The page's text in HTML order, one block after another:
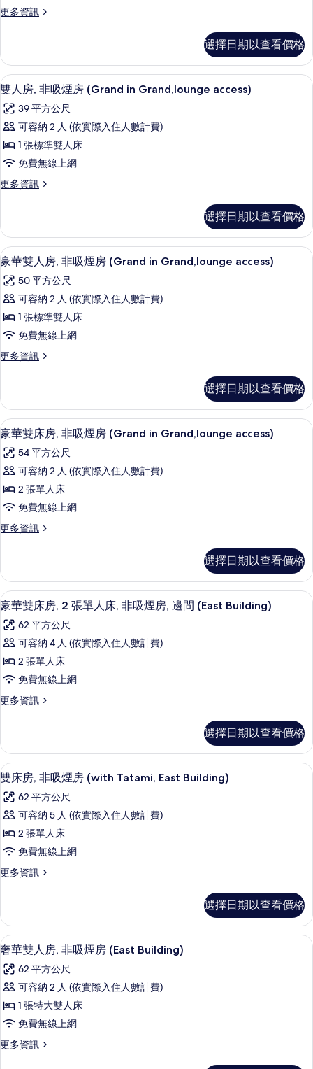
相
情
房,
煙
房
(Comfort
Large
Twin
Room
-
East
Buildi)
所
有
相
片
更多資訊
更
雙
床
房,
吸
煙
(Comfort
Large
Room
的
詳
情
選擇日期以查看價格
顯
示
雙
人
房,
非
吸
房
(Grand
in
Grand,lounge
access)
的
所
相
雙人房, 非吸煙房 (Grand in
7
雙人房, 非吸煙房 (Grand in Grand,lounge access)
39 平方公尺
可容納 2 人 (依實際入住人數計費)
1 張標準雙人床
免費無線上網
更多資訊
更
房,
非
吸
房
(Grand
Grand,lounge
access)
詳
選擇日期以查看價格
顯
示
豪
華
雙
人
房,
吸
煙
房
(Grand
in
Grand,lounge
access)
所
相
片
豪華雙人房, 非吸煙房 (Grand in
6
豪華雙人房, 非吸煙房 (Grand in Grand,lounge access)
50 平方公尺
可容納 2 人 (依實際入住人數計費)
1 張標準雙人床
免費無線上網
更多資訊
更
雙
人
房,
吸
煙
(Grand
in
access)
選擇日期以查看價格
顯
示
豪
華
雙
床
房,
吸
煙
房
(Grand
in
Grand,lounge
access)
所
相
片
豪華雙床房, 非吸煙房 (Grand in
6
豪華雙床房, 非吸煙房 (Grand in Grand,lounge access)
54 平方公尺
可容納 2 人 (依實際入住人數計費)
2 張單人床
免費無線上網
更多資訊
更
雙
床
房,
吸
煙
(Grand
in
access)
選擇日期以查看價格
顯
示
豪
華
雙
床
房,
張
單
人
床,
非
吸
煙
房,
(East
Building)
的
所
有
相
片
羽絨被、遮光布/窗簾、免費無線上網
5
豪華雙床房, 2 張單人床, 非吸煙房, 邊間 (East Building)
62 平方公尺
可容納 4 人 (依實際入住人數計費)
2 張單人床
免費無線上網
更多資訊
更
雙
床
房,
張
單
床,
非
煙
(East
Building)
的
詳
情
選擇日期以查看價格
顯
示
雙
床
房,
非
吸
房
(with
Tatami,
East
Building)
的
所
相
羽絨被、遮光布/窗簾、免費無線上網
6
雙床房, 非吸煙房 (with Tatami, East Building)
62 平方公尺
可容納 5 人 (依實際入住人數計費)
2 張單人床
免費無線上網
更多資訊
更
房,
非
吸
房
(with
East
Building)
詳
選擇日期以查看價格
顯
示
奢
華
雙
人
房,
奢華雙人房, 非吸煙房 (East Building)
4
奢華雙人房, 非吸煙房 (East Building)
62 平方公尺
可容納 2 人 (依實際入住人數計費)
1 張特大雙人床
免費無線上網
更多資訊
更